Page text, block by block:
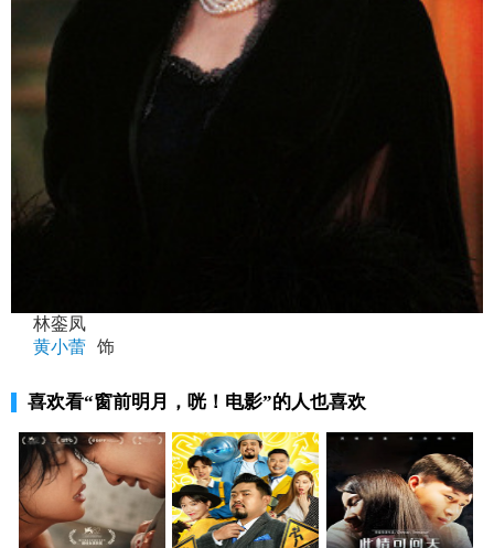
林銮凤
黄小蕾 饰
喜欢看“窗前明月，咣！电影”的人也喜欢